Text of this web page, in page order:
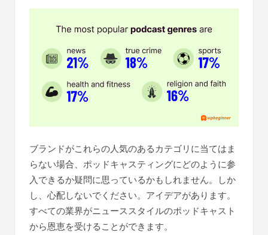
ブランドがこれらの人気のあるカテゴリに当てはま
らない場合、ポッドキャスティングにどのように参
入できるか疑問に思っているかもしれません。しか
し、心配しないでください。アイデアがあります。
すべての業界がニューススタイルのポッドキャスト
から恩恵を受けることができます。